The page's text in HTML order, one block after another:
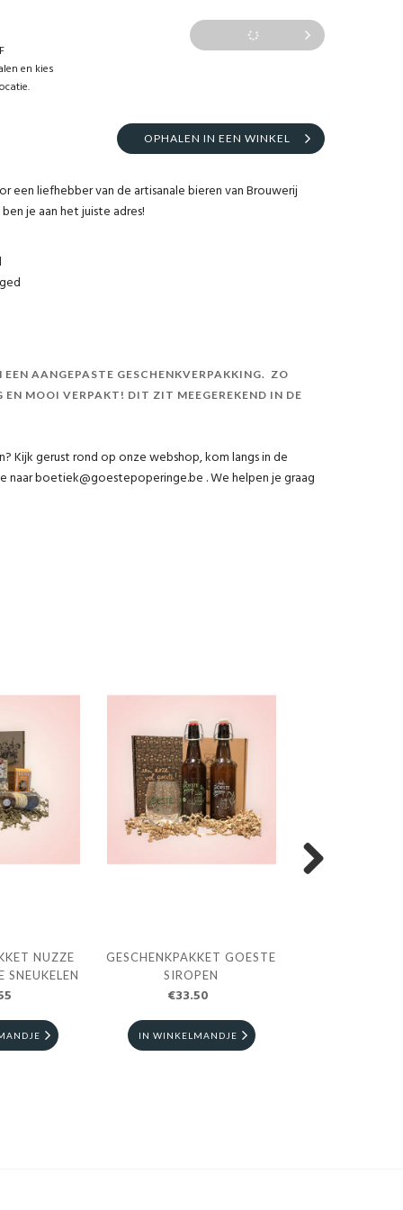
en kies
OPHALEN IN EEN WINKEL
een liefhebber van de artisanale bieren van Brouwerij
je aan het juiste adres!
AANGEPASTE GESCHENKVERPAKKING. ZO
MOOI VERPAKT! DIT ZIT MEEGEREKEND IN DE
Kijk gerust rond op onze webshop, kom langs in de
boetiek@goestepoperinge.be . We helpen je graag
NUZZE
SNEUKELEN
GESCHENKPAKKET GOESTE
SIROPEN
€33.50
IN WINKELMANDJE